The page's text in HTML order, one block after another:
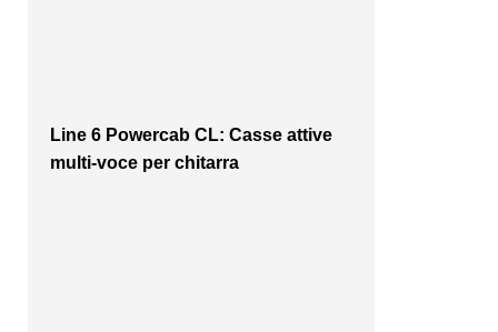
Line 6 Powercab CL: Casse attive
multi-voce per chitarra